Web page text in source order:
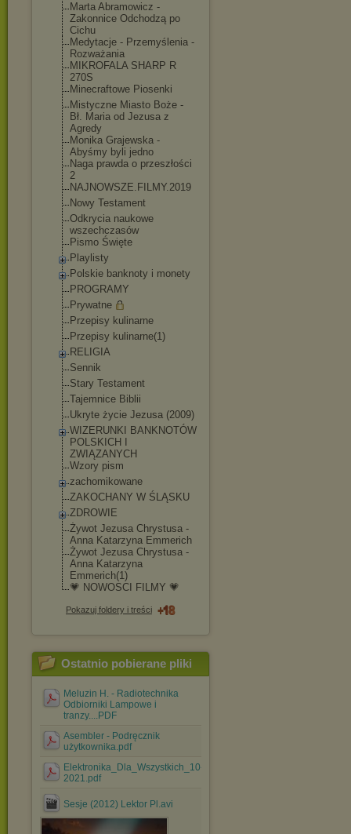
Marta Abramowicz -
Zakonnice Odchodzą po
Cichu
Medytacje - Przemyślenia -
Rozważania
MIKROFALA SHARP R
270S
Minecraftowe Piosenki
Mistyczne Miasto Boże -
Bł. Maria od Jezusa z
Agredy
Monika Grajewska -
Abyśmy byli jedno
Naga prawda o przeszłości
2
NAJNOWSZE.FILMY.2019
Nowy Testament
Odkrycia naukowe
wszechczasów
Pismo Święte
Playlisty
Polskie banknoty i monety
PROGRAMY
Prywatne
Przepisy kulinarne
Przepisy kulinarne(1)
RELIGIA
Sennik
Stary Testament
Tajemnice Biblii
Ukryte życie Jezusa (2009)
WIZERUNKI BANKNOTÓW
POLSKICH I
ZWIĄZANYCH
Wzory pism
zachomikowane
ZAKOCHANY W ŚLĄSKU
ZDROWIE
Żywot Jezusa Chrystusa -
Anna Katarzyna Emmerich
Żywot Jezusa Chrystusa -
Anna Katarzyna
Emmerich(1)
💗 NOWOSCI FILMY 💗
Pokazuj foldery i treści
Ostatnio pobierane pliki
Meluzin H. - Radiotechnika
Odbiorniki Lampowe i
tranzy....PDF
Asembler - Podręcznik
użytkownika.pdf
Elektronika_Dla_Wszystkich_10-
2021.pdf
Sesje (2012) Lektor Pl.avi